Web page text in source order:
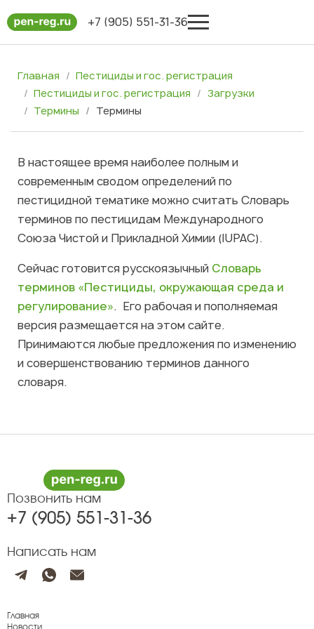
+7 (905) 551-31-36
Главная
Пестициды и гос. регистрация
Пестициды и гос. регистрация
Загрузки
Термины
Термины
В настоящее время наиболее полным и
современным сводом определений по
пестицидной тематике можно считать Словарь
терминов по пестицидам Международного
Союза Чистой и Прикладной Химии (IUPAC).
Сейчас готовится русскоязычный Словарь
терминов «Пестициды, окружающая среда и
регулирование». Его рабочая и пополняемая
версия размещается на этом сайте.
Принимаются любые предложения по изменению
и совершенствованию терминов данного
словаря.
Позвонить нам
+7 (905) 551-31-36
Написать нам
Главная
Новости